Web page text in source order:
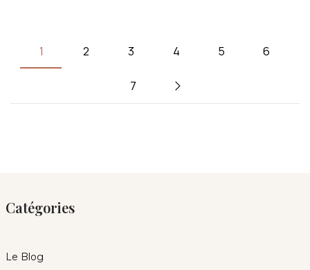
1 2 3 4 5 6
7
Catégories
Le Blog